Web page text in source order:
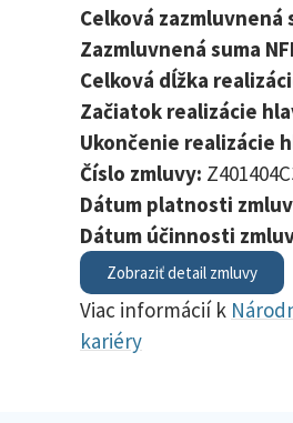
Celková zazmluvnená
Zazmluvnená suma
Celková dĺžka
Začiatok realizácie
Ukončenie realizácie
Číslo zmluvy:
Dátum platnosti
Dátum účinnosti
Zobraziť detail zmluvy
Viac informácií k
kariéry